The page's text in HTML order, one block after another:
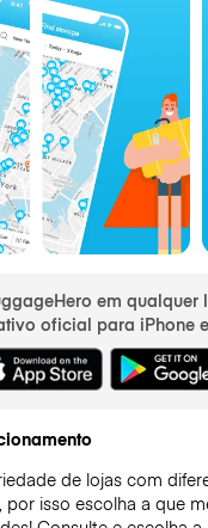
em qualquer
oficial para iPhone
de lojas com
por isso escolha a que